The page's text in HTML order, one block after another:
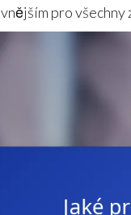
pro všechny